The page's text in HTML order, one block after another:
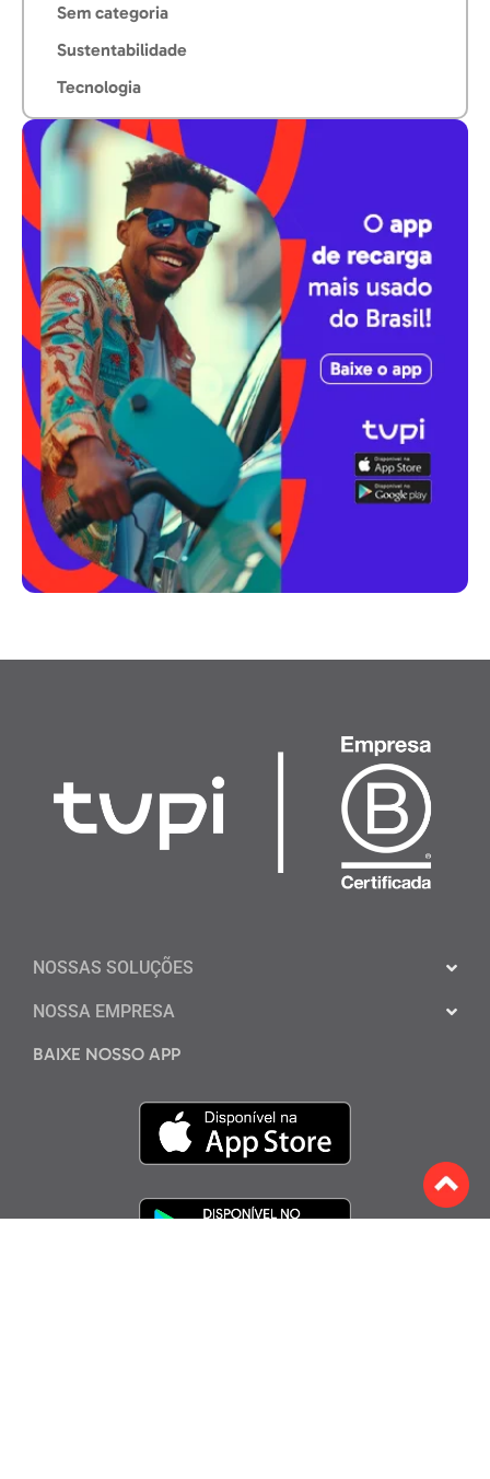
Sem categoria
Sustentabilidade
Tecnologia
NOSSAS SOLUÇÕES
NOSSA EMPRESA
BAIXE NOSSO APP